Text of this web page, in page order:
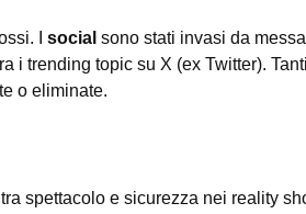
I social sono stati invasi da
i trending topic su X (ex Twitter).
o eliminate.
spettacolo e sicurezza nei reality